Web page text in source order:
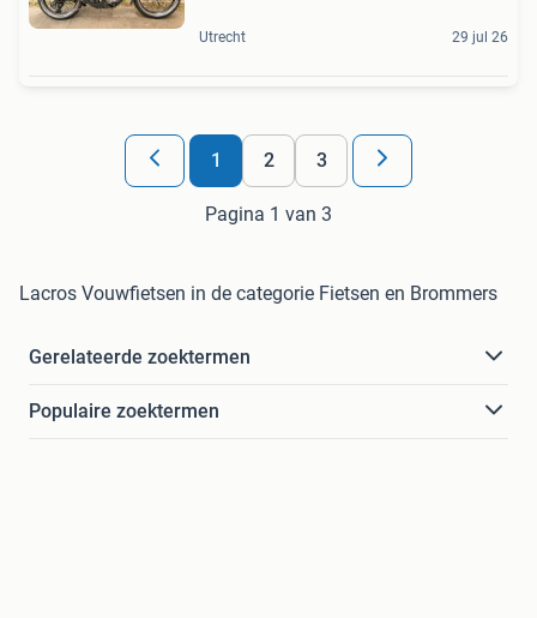
Utrecht 29 jul 26
1 2 3
Pagina 1 van 3
Lacros Vouwfietsen in de categorie Fietsen en Brommers
Gerelateerde zoektermen
Populaire zoektermen